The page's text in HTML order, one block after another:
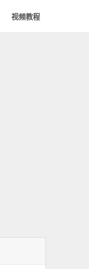
视频教程